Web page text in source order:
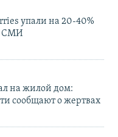
упали на 20-40%
СМИ
на жилой дом:
сообщают о жертвах